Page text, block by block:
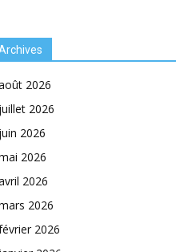
2026
2026
2026
2026
2026
2026
2026